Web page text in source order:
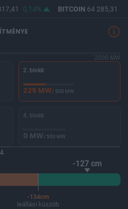
0,14% BITCOIN64 285,31
2000 MW
2. blokk
225 MW/ 500 MW
4. blokk
0 MW/ 500 MW
-127 cm
-134cm
leállási küszöb